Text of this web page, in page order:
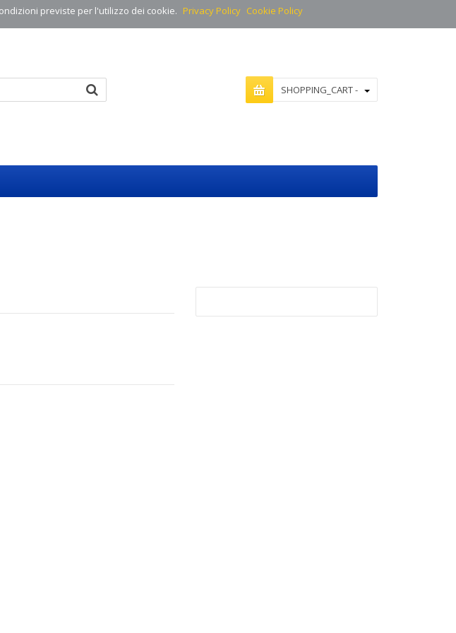
previste per l'utilizzo dei cookie. Privacy Policy Cookie Policy
SHOPPING_CART -